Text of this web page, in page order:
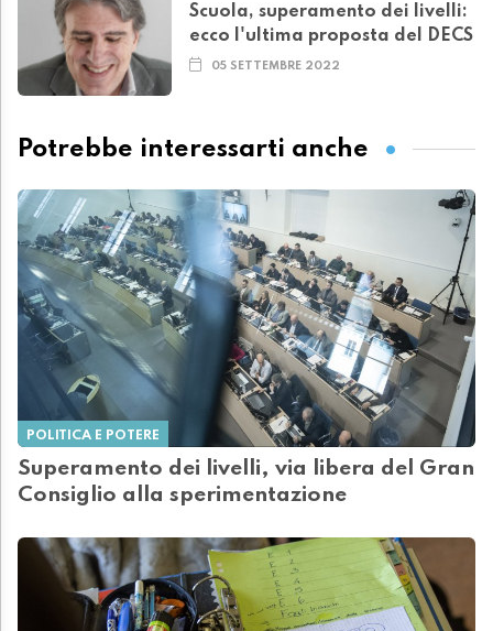
Scuola, superamento dei livelli:
ecco l'ultima proposta del DECS
05 SETTEMBRE 2022
Potrebbe interessarti anche
POLITICA E POTERE
Superamento dei livelli, via libera del Gran
Consiglio alla sperimentazione